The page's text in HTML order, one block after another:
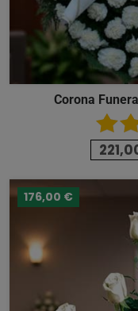
Corona
176,00 €